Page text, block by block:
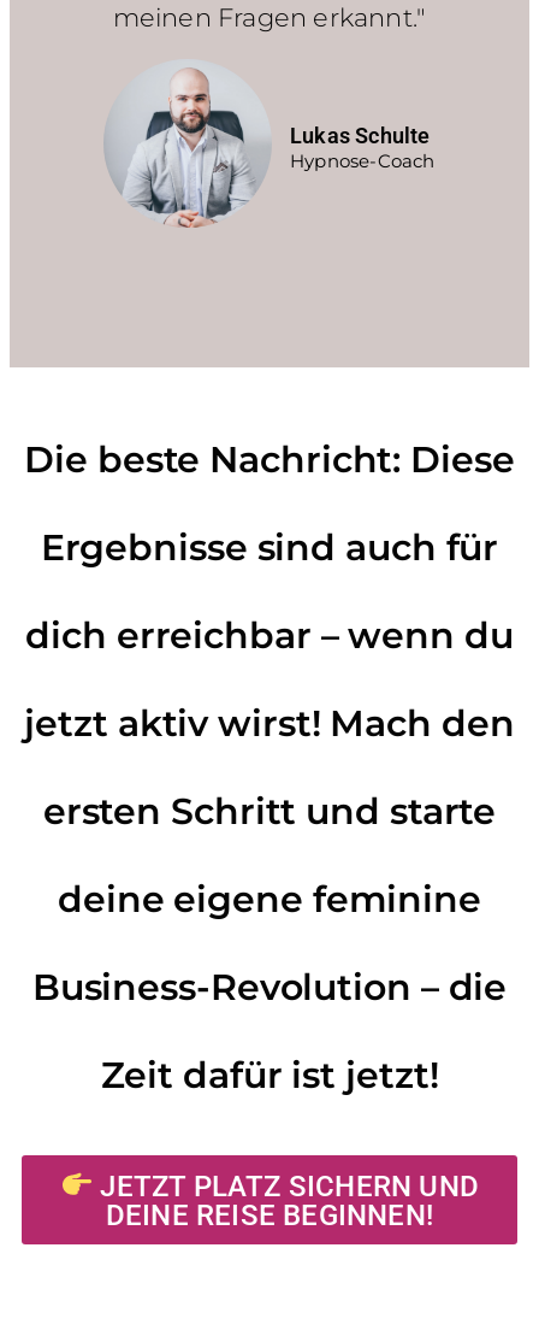
meinen Fragen erkannt."
Lukas Schulte
Hypnose-Coach
Die beste Nachricht: Diese
Ergebnisse sind auch für
dich erreichbar – wenn du
jetzt aktiv wirst! Mach den
ersten Schritt und starte
deine eigene feminine
Business-Revolution – die
Zeit dafür ist jetzt!
JETZT PLATZ SICHERN UND
DEINE REISE BEGINNEN!